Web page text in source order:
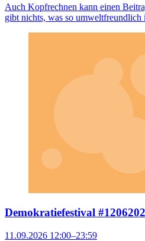
Auch Kopfrechnen kann einen
gibt nichts, was so umweltfreundlich
Demokratiefestival
11.09.2026 12:00–23:59